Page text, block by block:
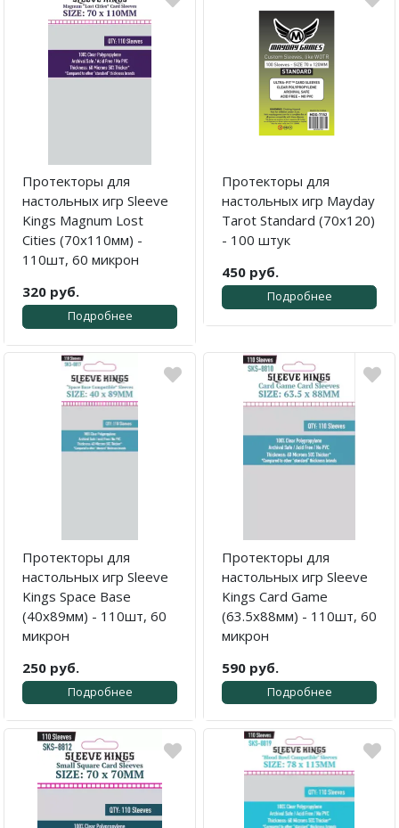
Протекторы для
настольных игр Sleeve
Kings Magnum Lost
Cities (70x110мм) -
110шт, 60 микрон
320 руб.
Подробнее
Протекторы для
настольных игр Mayday
Tarot Standard (70х120)
- 100 штук
450 руб.
Подробнее
Протекторы для
настольных игр Sleeve
Kings Space Base
(40x89мм) - 110шт, 60
микрон
250 руб.
Подробнее
Протекторы для
настольных игр Sleeve
Kings Card Game
(63.5x88мм) - 110шт, 60
микрон
590 руб.
Подробнее